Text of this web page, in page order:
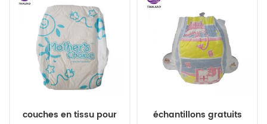
couches en tissu pour
échantillons gratuits